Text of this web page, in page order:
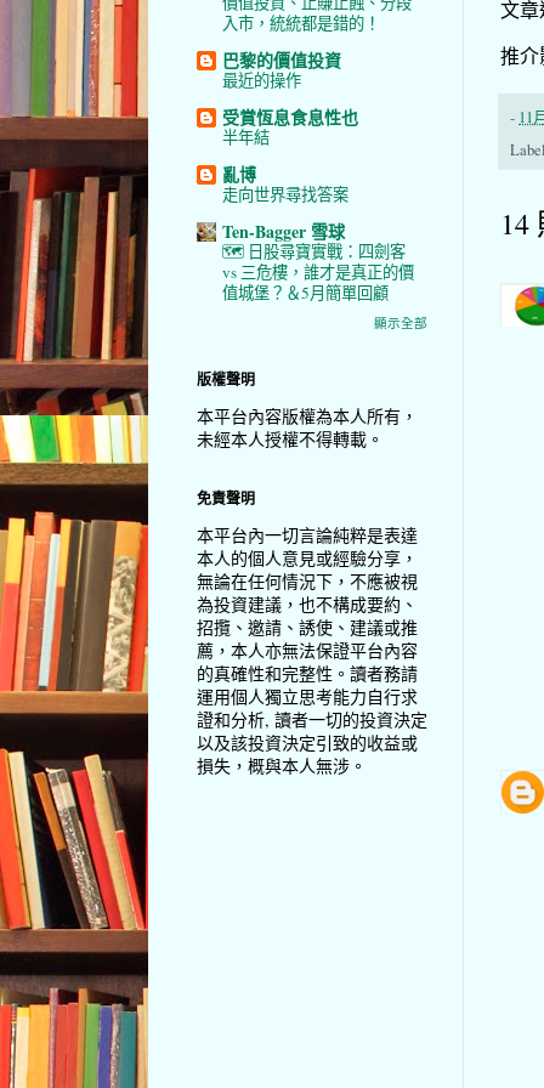
文章
推介
- 11
14
入市，統統都是錯的！
巴黎的價值投資
最近的操作
受賞恆息食息性也
半年結
亂博
走向世界尋找答案
Ten-Bagger 雪球
🗺️ 日股尋寶實戰：四劍客
vs 三危樓，誰才是真正的價
值城堡？＆5月簡單回顧
顯示全部
版權聲明
本平台內容版權為本人所有，
未經本人授權不得轉載。
免責聲明
本平台內一切言論純粹是表達
本人的個人意見或經驗分享，
無論在任何情況下，不應被視
為投資建議，也不構成要約、
招攬、邀請、誘使、建議或推
薦，本人亦無法保證平台內容
的真確性和完整性。讀者務請
運用個人獨立思考能力自行求
證和分析, 讀者一切的投資決定
以及該投資決定引致的收益或
損失，概與本人無涉。